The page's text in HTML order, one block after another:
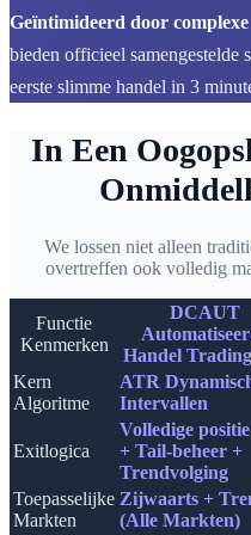
Geïntimideerd door
bieden officieel samengestelde
eerste slimme handel in 3
In Een
We lossen niet alleen
overtreffen ook volledig
Functie
Kenmerken
DCAUT
Handel
Kern
Algoritme
ATR
Intervallen
Exitlogica
Volledige
+ Tail-beheer +
Trendvolging
Toepasselijke
Markten
Zijwaarts +
(Alle Markten)